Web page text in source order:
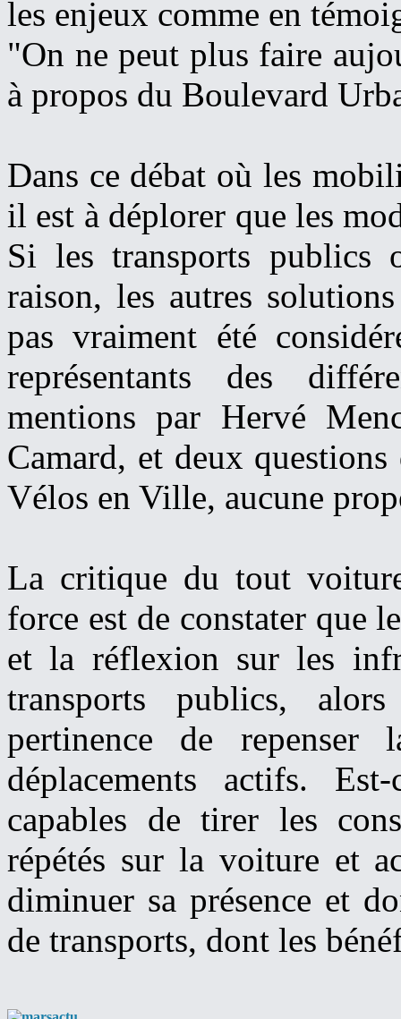
les enjeux comme en
"On ne peut plus faire
à propos du Boulevard
Dans ce débat où les
il est à déplorer que les
Si les transports publics
raison, les autres
pas vraiment été
représentants des
mentions par Hervé
Camard, et deux
Vélos en Ville, aucune
La critique du tout
force est de constater que
et la réflexion sur les
transports publics,
pertinence de
déplacements actifs.
capables de tirer les
répétés sur la voiture et
diminuer sa présence et
de transports, dont les